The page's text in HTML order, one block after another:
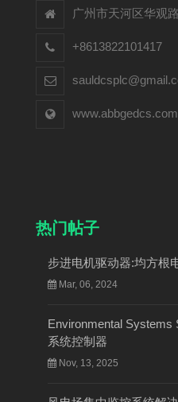
广州市天河区华观
+8613822101417
www.abbgedcs.com
热门帖子
步进电机驱动器:均方根
Mar, 06, 2024
Environmental Systems
系统控制器
Nov, 13, 2025